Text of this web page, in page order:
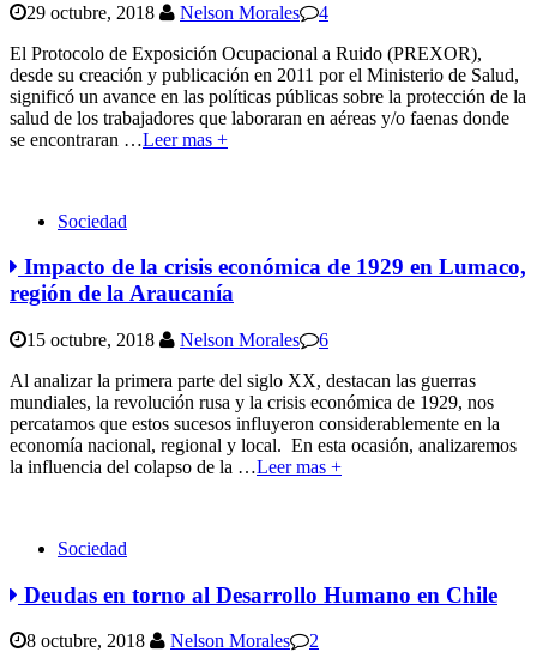
29 octubre, 2018 Nelson Morales
4
El Protocolo de Exposición Ocupacional a Ruido (PREXOR),
desde su creación y publicación en 2011 por el Ministerio de Salud,
significó un avance en las políticas públicas sobre la protección de la
salud de los trabajadores que laboraran en aéreas y/o faenas donde
se encontraran …Leer mas +
Sociedad
Impacto de la crisis económica de 1929 en Lumaco,
región de la Araucanía
15 octubre, 2018 Nelson Morales
6
Al analizar la primera parte del siglo XX, destacan las guerras
mundiales, la revolución rusa y la crisis económica de 1929, nos
percatamos que estos sucesos influyeron considerablemente en la
economía nacional, regional y local. En esta ocasión, analizaremos
la influencia del colapso de la …Leer mas +
Sociedad
Deudas en torno al Desarrollo Humano en Chile
8 octubre, 2018 Nelson Morales
2